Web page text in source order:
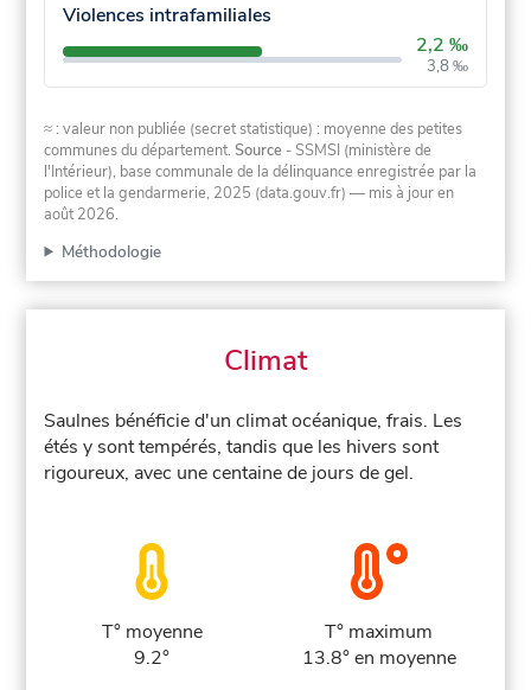
Violences intrafamiliales
2,2 ‰
3,8 ‰
≈ : valeur non publiée (secret statistique) : moyenne des petites
communes du département.Source - SSMSI (ministère de
l'Intérieur), base communale de la délinquance enregistrée par la
police et la gendarmerie, 2025 (data.gouv.fr) — mis à jour en
août 2026.
Méthodologie
Climat
Saulnes bénéficie d'un climat océanique, frais. Les
étés y sont tempérés, tandis que les hivers sont
rigoureux, avec une centaine de jours de gel.
T° moyenne
9.2°
T° maximum
13.8° en moyenne